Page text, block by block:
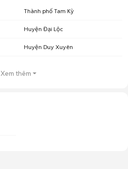
Thành phố Tam Kỳ
Huyện Đại Lộc
Huyện Duy Xuyên
Xem thêm